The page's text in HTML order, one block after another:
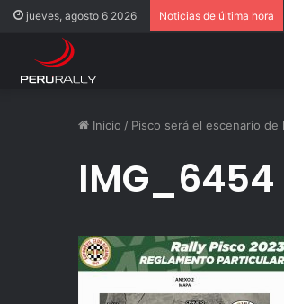
jueves, agosto 6 2026 Noticias de última hora
Inicio / Pisco será el escenario de
IMG_6454